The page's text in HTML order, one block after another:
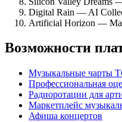
Digital Rain — AI
Artificial Horizon —
Возможности
Музыкальные чарты
Профессиональная
Радиоротации для
Маркетплейс
Афиша концертов